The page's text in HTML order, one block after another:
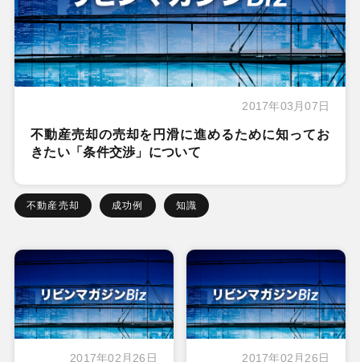
2017年03月07日
不動産売却の売却を円滑に進めるために知ってお
きたい「条件交渉」について
不動産売却 成功例 知識
2017年02月26日 2017年02月26日